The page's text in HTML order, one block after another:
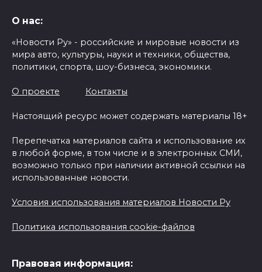
О нас:
«Новости Ру» - российские и мировые новости из
мира авто, культуры, науки и техники, общества,
политики, спорта, шоу-бизнеса, экономики.
О проекте Контакты
Настоящий ресурс может содержать материалы 18+
Перепечатка материалов сайта и использование их
в любой форме, в том числе и в электронных СМИ,
возможно только при наличии активной ссылки на
использованные новости.
Условия использования материалов Новости Ру
Политика использования cookie-файлов
Правовая информация: